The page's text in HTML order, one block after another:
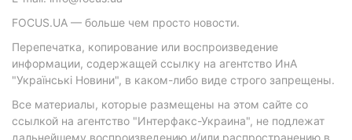
FOCUS.UA — больше чем просто новости.
Перепечатка, копирование или воспроизведение
информации, содержащей ссылку на агентство ИнА
"Українські Новини", в каком-либо виде строго запрещены.
Все материалы, которые размещены на этом сайте со
ссылкой на агентство "Интерфакс-Украина", не подлежат
дальнейшему воспроизведению и/или распространению в